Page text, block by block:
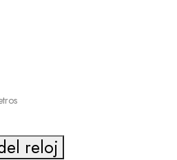
reloj